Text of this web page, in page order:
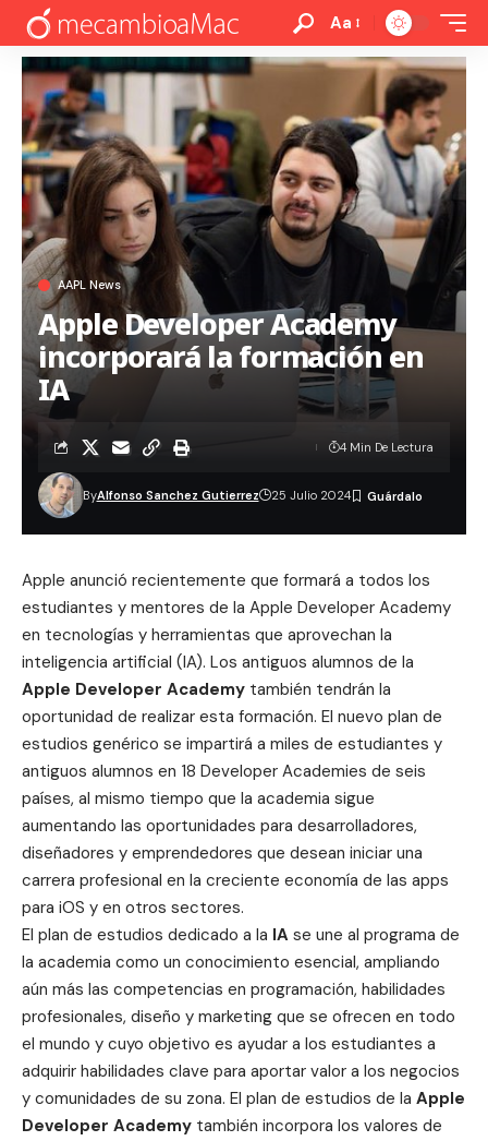
Aa
AAPL News
Apple Developer Academy
incorporará la formación en
IA
ByAlfonso Sanchez Gutierrez 25 Julio 2024
4 Min De Lectura
Apple anunció recientemente que formará a todos los
estudiantes y mentores de la Apple Developer Academy
en tecnologías y herramientas que aprovechan la
inteligencia artificial (IA). Los antiguos alumnos de la
Apple Developer Academy también tendrán la
oportunidad de realizar esta formación. El nuevo plan de
estudios genérico se impartirá a miles de estudiantes y
antiguos alumnos en 18 Developer Academies de seis
países, al mismo tiempo que la academia sigue
aumentando las oportunidades para desarrolladores,
diseñadores y emprendedores que desean iniciar una
carrera profesional en la creciente economía de las apps
para iOS y en otros sectores.
El plan de estudios dedicado a la IA se une al programa de
la academia como un conocimiento esencial, ampliando
aún más las competencias en programación, habilidades
profesionales, diseño y marketing que se ofrecen en todo
el mundo y cuyo objetivo es ayudar a los estudiantes a
adquirir habilidades clave para aportar valor a los negocios
y comunidades de su zona. El plan de estudios de la Apple
Developer Academy también incorpora los valores de